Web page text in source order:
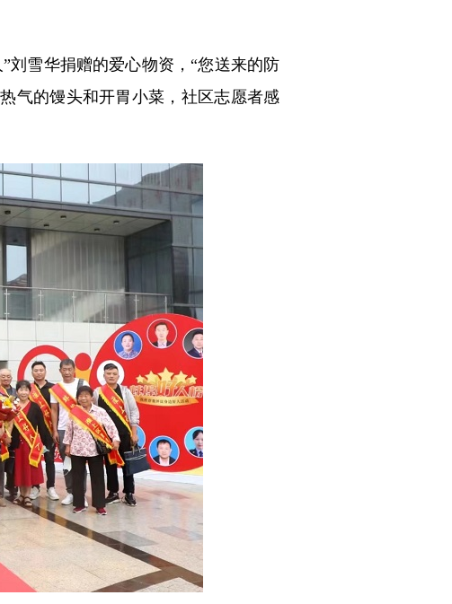
雪华捐赠的爱心物资，“您送来的防
气的馒头和开胃小菜，社区志愿者感